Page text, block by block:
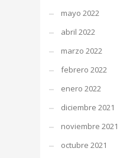
mayo 2022
abril 2022
marzo 2022
febrero 2022
enero 2022
diciembre 2021
noviembre 2021
octubre 2021